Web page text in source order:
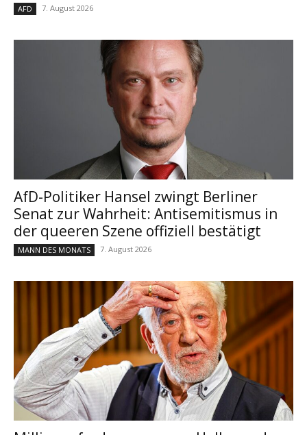
AFD 7. August 2026
AfD-Politiker Hansel zwingt Berliner
Senat zur Wahrheit: Antisemitismus in
der queeren Szene offiziell bestätigt
MANN DES MONATS 7. August 2026